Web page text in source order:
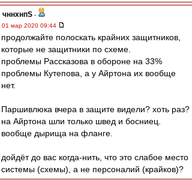
чннхнпS -
01 мар 2020 09:44
продолжайте полоскать крайних защитников,
которые не защитники по схеме.
проблемы Рассказова в обороне на 33%
проблемы Кутепова, а у Айртона их вообще
нет.
Паршивлюка вчера в защите видели? хоть раз?
на Айртона шли только швед и босниец.
вообще дырища на фланге.
дойдёт до вас когда-нить, что это слабое место
системы (схемы), а не персоналий (крайков)?